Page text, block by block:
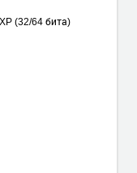
(32/64 бита)